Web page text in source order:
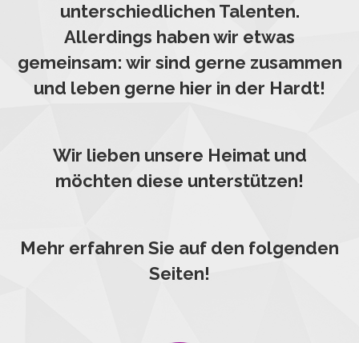
unterschiedlichen Talenten.
Allerdings haben wir etwas
gemeinsam: wir sind gerne zusammen
und leben gerne hier in der Hardt!
Wir lieben unsere Heimat und
möchten diese unterstützen!
Mehr erfahren Sie auf den folgenden
Seiten!